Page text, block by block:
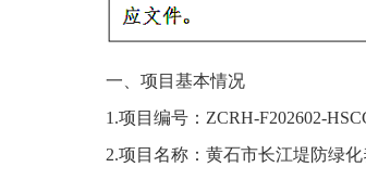
一、项目基本情况
1.项目编号：ZCRH-F202602-HS
2.项目名称： 黄石市长江堤防绿化